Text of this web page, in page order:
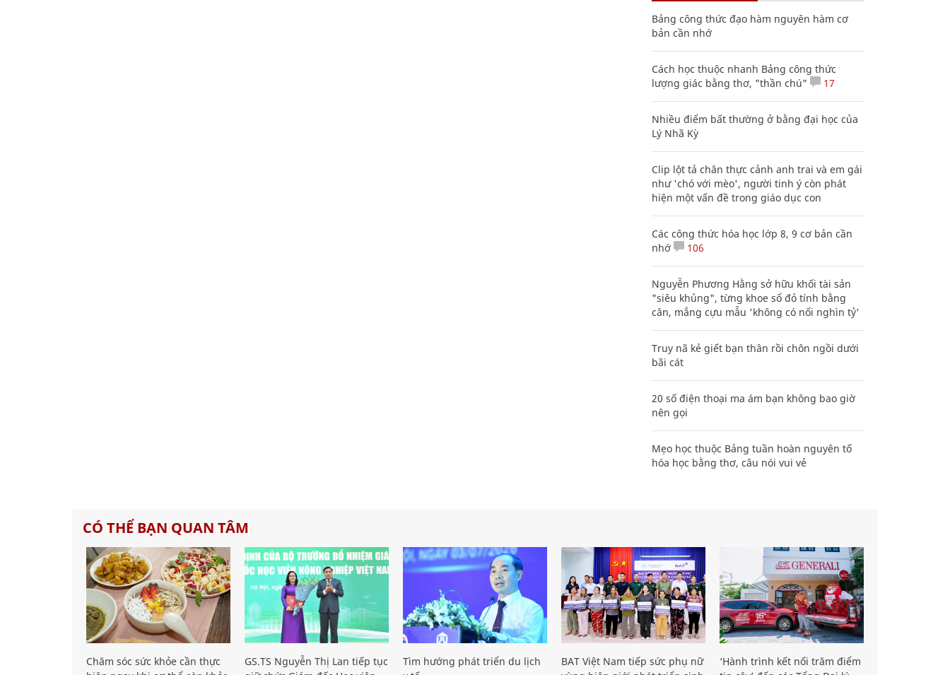
Bảng công thức đạo hàm nguyên hàm cơ
bản cần nhớ
Cách học thuộc nhanh Bảng công thức
lượng giác bằng thơ, "thần chú"
17
Nhiều điểm bất thường ở bằng đại học của
Lý Nhã Kỳ
Clip lột tả chân thực cảnh anh trai và em gái
như 'chó với mèo', người tinh ý còn phát
hiện một vấn đề trong giáo dục con
Các công thức hóa học lớp 8, 9 cơ bản cần
nhớ
106
Nguyễn Phương Hằng sở hữu khối tài sản
"siêu khủng", từng khoe sổ đỏ tính bằng
cân, mắng cựu mẫu 'không có nổi nghìn tỷ'
Truy nã kẻ giết bạn thân rồi chôn ngồi dưới
bãi cát
20 số điện thoại ma ám bạn không bao giờ
nên gọi
Mẹo học thuộc Bảng tuần hoàn nguyên tố
hóa học bằng thơ, câu nói vui vẻ
CÓ THỂ BẠN QUAN TÂM
Chăm sóc sức khỏe cần thực
GS.TS Nguyễn Thị Lan tiếp tục
Tìm hướng phát triển du lịch
BAT Việt Nam tiếp sức phụ nữ
‘Hành trình kết nối trăm điểm